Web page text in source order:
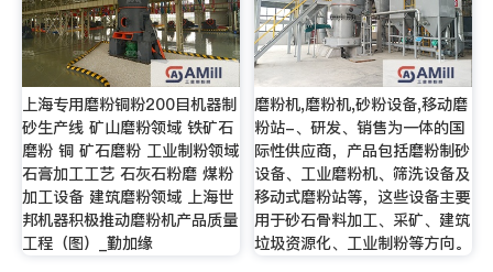
上海专用磨粉铜粉200目机器制
砂生产线 矿山磨粉领域 铁矿石
磨粉 铜 矿石磨粉 工业制粉领域
石膏加工工艺 石灰石粉磨 煤粉
加工设备 建筑磨粉领域 上海世
邦机器积极推动磨粉机产品质量
工程（图）_勤加缘
磨粉机,磨粉机,砂粉设备,移动磨
粉站-、研发、销售为一体的国
际性供应商，产品包括磨粉制砂
设备、工业磨粉机、筛洗设备及
移动式磨粉站等，这些设备主要
用于砂石骨料加工、采矿、建筑
垃圾资源化、工业制粉等方向。